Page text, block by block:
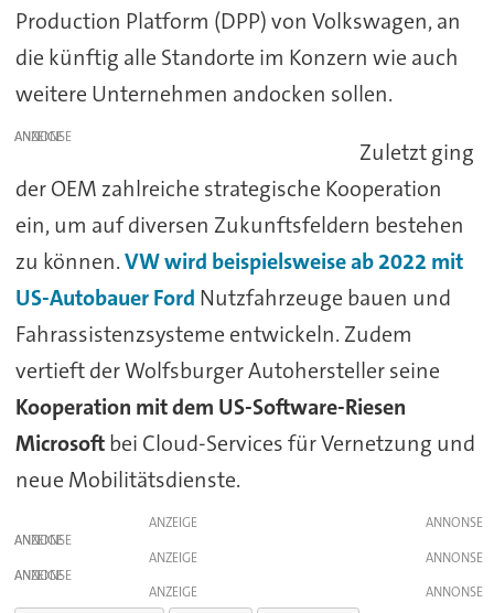
Production Platform (DPP) von Volkswagen, an
die künftig alle Standorte im Konzern wie auch
weitere Unternehmen andocken sollen.
ANZEIGE
Zuletzt ging
der OEM zahlreiche strategische Kooperation
ein, um auf diversen Zukunftsfeldern bestehen
zu können.VW wird beispielsweise ab 2022 mit
US-Autobauer Ford Nutzfahrzeuge bauen und
Fahrassistenzsysteme entwickeln. Zudem
vertieft der Wolfsburger Autohersteller seine
Kooperation mit dem US-Software-Riesen
Microsoftbei Cloud-Services für Vernetzung und
neue Mobilitätsdienste.
ANZEIGE
ANZEIGE
ANZEIGE
ANZEIGE
ANZEIGE